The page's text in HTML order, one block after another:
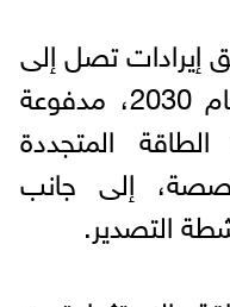
إيرادات تصل إلى
17.6 مليار جنيه بحلول عام 2030، مدفوعة
المتجددة
إلى جانب
التصدير.